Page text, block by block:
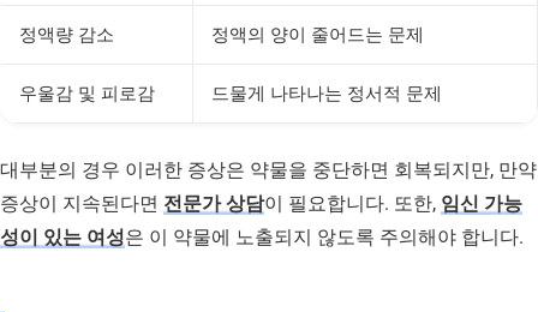
정액량 감소 정액의 양이 줄어드는 문제
우울감 및 피로감 드물게 나타나는 정서적 문제
대부분의 경우 이러한 증상은 약물을 중단하면 회복되지만, 만약
증상이 지속된다면 전문가 상담이 필요합니다. 또한, 임신 가능
성이 있는 여성은 이 약물에 노출되지 않도록 주의해야 합니다.